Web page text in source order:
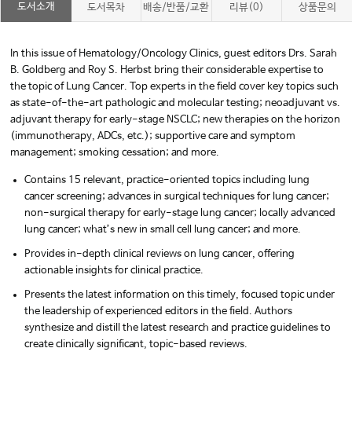
도서소개 도서목차 배송/반품/교환 리뷰(0) 상품문의
In this issue of Hematology/Oncology Clinics, guest editors Drs. Sarah
B. Goldberg and Roy S. Herbst bring their considerable expertise to
the topic of Lung Cancer. Top experts in the field cover key topics such
as state-of-the-art pathologic and molecular testing; neoadjuvant vs.
adjuvant therapy for early-stage NSCLC; new therapies on the horizon
(immunotherapy, ADCs, etc.); supportive care and symptom
management; smoking cessation; and more.
Contains 15 relevant, practice-oriented topics including lung
cancer screening; advances in surgical techniques for lung cancer;
non-surgical therapy for early-stage lung cancer; locally advanced
lung cancer; what’s new in small cell lung cancer; and more.
Provides in-depth clinical reviews on lung cancer, offering
actionable insights for clinical practice.
Presents the latest information on this timely, focused topic under
the leadership of experienced editors in the field. Authors
synthesize and distill the latest research and practice guidelines to
create clinically significant, topic-based reviews.